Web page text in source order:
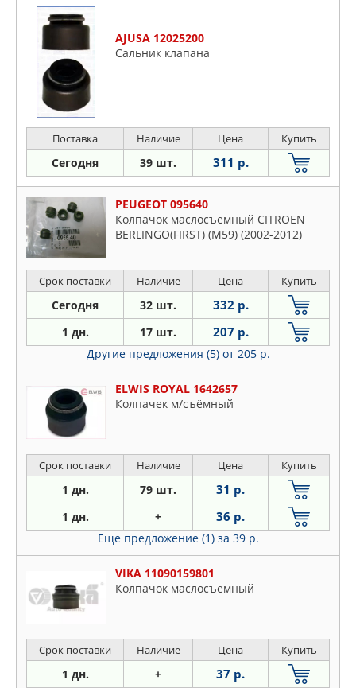
AJUSA 12025200
Сальник клапана
Поставка Наличие Цена Купить
Сегодня 39 шт. 311 р.
PEUGEOT 095640
Колпачок маслосъемный CITROEN
BERLINGO(FIRST) (M59) (2002-2012)
Срок поставки Наличие Цена Купить
Сегодня 32 шт. 332 р.
1 дн. 17 шт. 207 р.
Другие предложения (5) от 205 р.
ELWIS ROYAL 1642657
Колпачек м/съёмный
Срок поставки Наличие Цена Купить
1 дн. 79 шт. 31 р.
1 дн. + 36 р.
Еще предложение (1) за 39 р.
VIKA 11090159801
Колпачок маслосъемный
Срок поставки Наличие Цена Купить
1 дн. + 37 р.